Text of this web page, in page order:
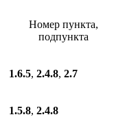
Номер пункта,
подпункта
1.6.5, 2.4.8, 2.7
1.5.8, 2.4.8